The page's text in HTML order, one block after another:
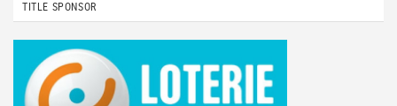
TITLE SPONSOR